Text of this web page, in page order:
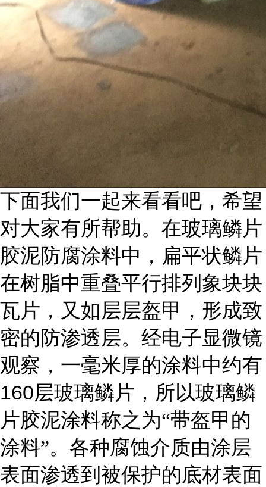
下面我们一起来看看吧，希望
对大家有所帮助。在玻璃鳞片
胶泥防腐涂料中，扁平状鳞片
在树脂中重叠平行排列象块块
瓦片，又如层层盔甲，形成致
密的防渗透层。经电子显微镜
观察，一毫米厚的涂料中约有
160层玻璃鳞片，所以玻璃鳞
片胶泥涂料称之为“带盔甲的
涂料”。各种腐蚀介质由涂层
表面渗透到被保护的底材表面